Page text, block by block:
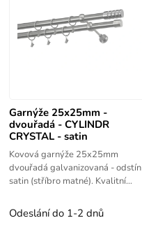
Garnýže 25x25mm -
dvouřadá - CYLINDR
CRYSTAL - satin
Kovová garnýže 25x25mm
dvouřadá galvanizovaná - odstín
satin (stříbro matné). Kvalitní
Odeslání do 1-2 dnů